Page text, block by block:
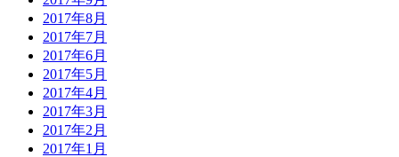
2017年8月
2017年7月
2017年6月
2017年5月
2017年4月
2017年3月
2017年2月
2017年1月